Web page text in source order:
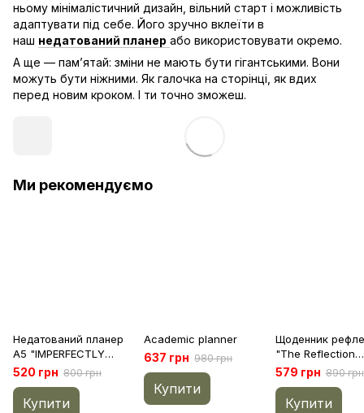
ньому мінімалістичний дизайн, вільний старт і можливість
адаптувати під себе. Його зручно вклеїти в
наш недатований планер або використовувати окремо.
А ще — пам’ятай: зміни не мають бути гігантськими. Вони
можуть бути ніжними. Як галочка на сторінці, як вдих
перед новим кроком. І ти точно зможеш.
Ми рекомендуємо
Недатований планер
A5 "IMPERFECTLY
PERFECT"
520 грн 800 грн
Купити
Academic planner
637 грн 980 грн
Купити
Щоденник
"The Reflection
Journal"
579 грн 890 грн
Купити